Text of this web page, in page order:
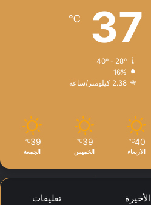
37
℃
40º - 28º
16%
2.38 كيلومتر/ساعة
40
℃
الأربعاء
39
℃
الخميس
39
℃
الجمعة
الأخيرة تعليقات